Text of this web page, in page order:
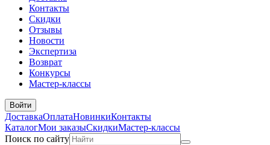
Контакты
Скидки
Отзывы
Новости
Экспертиза
Возврат
Конкурсы
Мастер-классы
Войти
ДоставкаОплатаНовинкиКонтакты
КаталогМои заказыСкидкиМастер-классы
Поиск по сайту